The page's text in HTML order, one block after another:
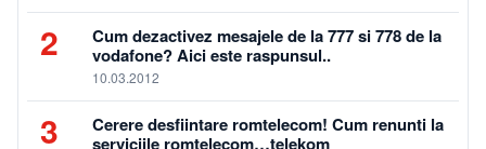
2
Cum dezactivez mesajele de la 777 si 778 de la
vodafone? Aici este raspunsul..
10.03.2012
3
Cerere desfiintare romtelecom! Cum renunti la
serviciile romtelecom…telekom